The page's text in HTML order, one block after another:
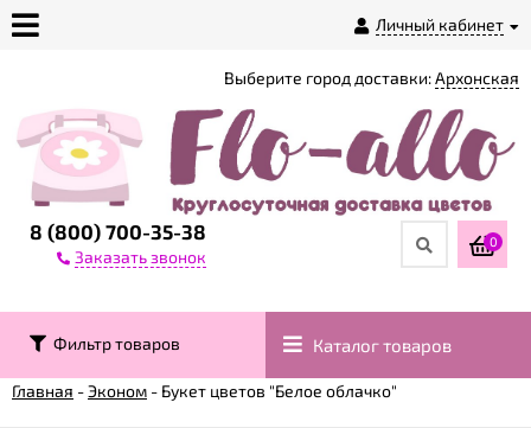
Личный кабинет
магазине
Доставка
Контакты
8 (800) 700-35-38
Заказать звонок
Выберите город доставки:Архонская
0
Фильтр товаров Каталог товаров
Главная -Эконом - Букет цветов "Белое облачко"